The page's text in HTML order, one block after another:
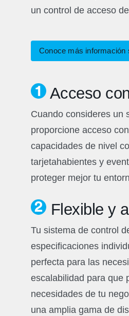
un control de acceso
Conoce más información
Acceso
Cuando consideres un
proporcione acceso
capacidades de nivel
tarjetahabientes y
proteger mejor tu
Flexible y
Tu sistema de control
especificaciones
perfecta para las
escalabilidad para que
necesidades de tu
una amplia gama de